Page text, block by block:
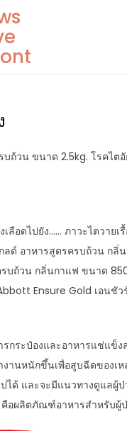
ถ้วน ขนาด 2.5kg. โรคไ
ลือดไปยัง…… ภาวะไตวาย
ด์ อาหารสูตรครบถ้วน ก
ถ้วน กลิ่นกาแฟ ขนาด
Ensure Gold เอนชั
กระป๋องและอาหารแช่แข็
นหนักขึ้นเพื่อสูบฉีดของเห
ได้ และจะมีแนวทางดูแลผู้
อผลิตภัณฑ์อาหารสำหรับผู้